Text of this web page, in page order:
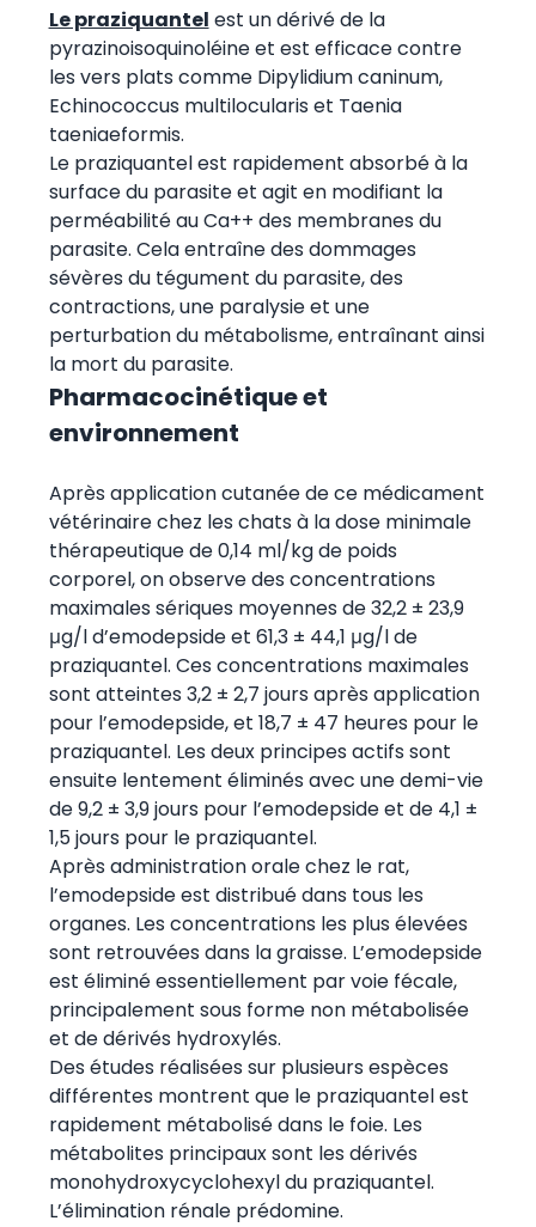
Le praziquantel est un dérivé de la
pyrazinoisoquinoléine et est efficace contre
les vers plats comme Dipylidium caninum,
Echinococcus multilocularis et Taenia
taeniaeformis.
Le praziquantel est rapidement absorbé à la
surface du parasite et agit en modifiant la
perméabilité au Ca++ des membranes du
parasite. Cela entraîne des dommages
sévères du tégument du parasite, des
contractions, une paralysie et une
perturbation du métabolisme, entraînant ainsi
la mort du parasite.
Pharmacocinétique et
environnement
Après application cutanée de ce médicament
vétérinaire chez les chats à la dose minimale
thérapeutique de 0,14 ml/kg de poids
corporel, on observe des concentrations
maximales sériques moyennes de 32,2 ± 23,9
μg/l d’emodepside et 61,3 ± 44,1 μg/l de
praziquantel. Ces concentrations maximales
sont atteintes 3,2 ± 2,7 jours après application
pour l’emodepside, et 18,7 ± 47 heures pour le
praziquantel. Les deux principes actifs sont
ensuite lentement éliminés avec une demi-vie
de 9,2 ± 3,9 jours pour l’emodepside et de 4,1 ±
1,5 jours pour le praziquantel.
Après administration orale chez le rat,
l’emodepside est distribué dans tous les
organes. Les concentrations les plus élevées
sont retrouvées dans la graisse. L’emodepside
est éliminé essentiellement par voie fécale,
principalement sous forme non métabolisée
et de dérivés hydroxylés.
Des études réalisées sur plusieurs espèces
différentes montrent que le praziquantel est
rapidement métabolisé dans le foie. Les
métabolites principaux sont les dérivés
monohydroxycyclohexyl du praziquantel.
L’élimination rénale prédomine.